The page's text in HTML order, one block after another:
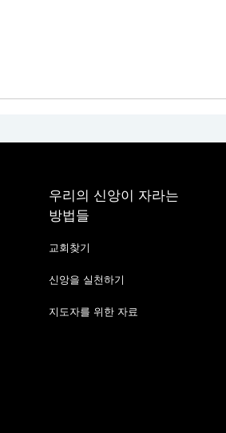
우리의 신앙이 자라는
방법들
교회찾기
신앙을 실천하기
지도자를 위한 자료